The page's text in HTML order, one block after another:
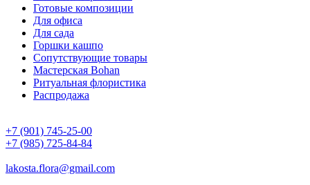
Готовые композиции
Для офиса
Для сада
Горшки кашпо
Сопутствующие товары
Мастерская Bohan
Ритуальная флористика
Распродажа
+7 (901) 745-25-00
+7 (985) 725-84-84
lakosta.flora@gmail.com